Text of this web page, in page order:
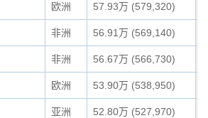
欧洲 57.93万 (579,320)
非洲 56.91万 (569,140)
非洲 56.67万 (566,730)
欧洲 53.90万 (538,950)
亚洲 52.80万 (527,970)